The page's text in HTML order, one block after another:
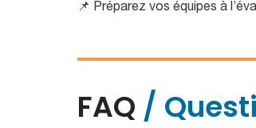
📌 Préparez vos équipes à
FAQ /